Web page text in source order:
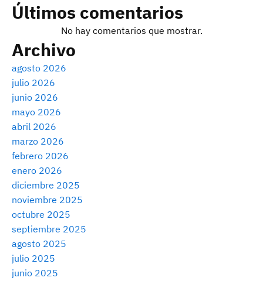
Últimos comentarios
No hay comentarios que mostrar.
Archivo
agosto 2026
julio 2026
junio 2026
mayo 2026
abril 2026
marzo 2026
febrero 2026
enero 2026
diciembre 2025
noviembre 2025
octubre 2025
septiembre 2025
agosto 2025
julio 2025
junio 2025